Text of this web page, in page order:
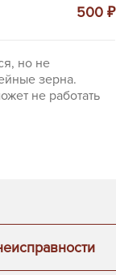
500 ₽
но не
зерна.
не работать